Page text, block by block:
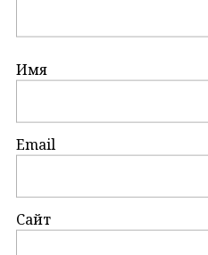
Имя
Email
Сайт